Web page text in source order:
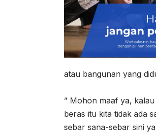
atau bangunan yang
” Mohon maaf ya,
beras itu kita tidak ada
sebar sana-sebar sini